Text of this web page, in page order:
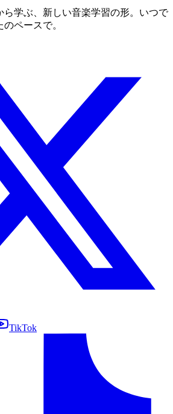
ら学ぶ、新しい音楽学習の形。いつで
ペースで。
TikTok